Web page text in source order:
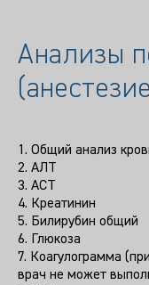
Анализы
1. Общий анализ
2. АЛТ
3. АСТ
4. Креатинин
5. Билирубин общий
6. Глюкоза
7. Коагулограмма
врач не может